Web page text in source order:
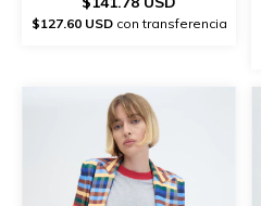
$127.60 USDcon transferencia